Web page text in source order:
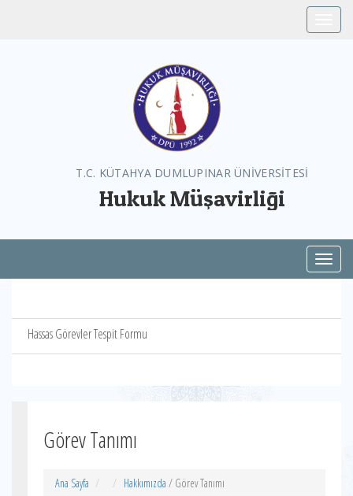
T.C. KÜTAHYA DUMLUPINAR ÜNİVERSİTESİ
Hukuk Müşavirliği
Hassas Görevler Tespit Formu
Görev Tanımı
Ana Sayfa Hakkımızda / Görev Tanımı